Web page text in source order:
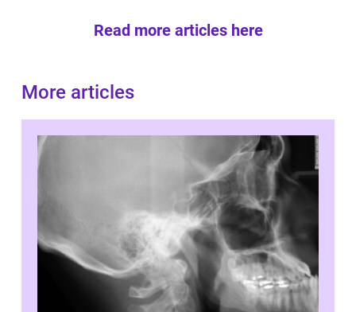
Read more articles here
More articles